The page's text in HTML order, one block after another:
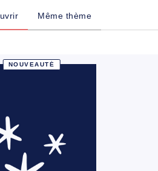
Même thème
NOUVEAUTÉ